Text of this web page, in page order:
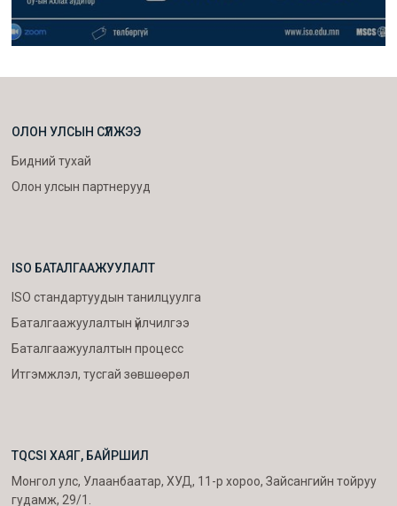
ОЛОН УЛСЫН СҮЛЖЭЭ
Бидний тухай
Олон улсын партнерууд
ISO БАТАЛГААЖУУЛАЛТ
ISO стандартуудын танилцуулга
Баталгаажуулалтын үйлчилгээ
Баталгаажуулалтын процесс
Итгэмжлэл, тусгай зөвшөөрөл
TQCSI ХАЯГ, БАЙРШИЛ
Монгол улс, Улаанбаатар, ХУД, 11-р хороо, Зайсангийн тойруу
гудамж, 29/1.